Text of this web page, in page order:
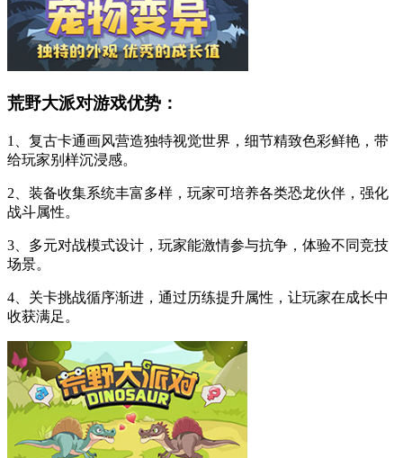
荒野大派对游戏优势：
1、复古卡通画风营造独特视觉世界，细节精致色彩鲜艳，带
给玩家别样沉浸感。
2、装备收集系统丰富多样，玩家可培养各类恐龙伙伴，强化
战斗属性。
3、多元对战模式设计，玩家能激情参与抗争，体验不同竞技
场景。
4、关卡挑战循序渐进，通过历练提升属性，让玩家在成长中
收获满足。